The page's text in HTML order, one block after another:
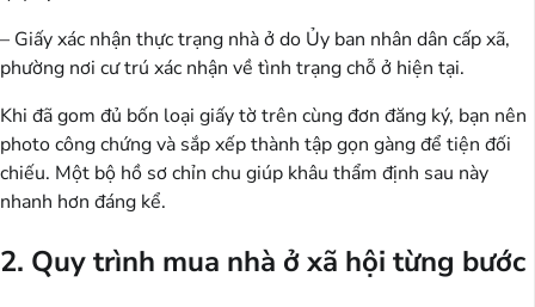
– Giấy xác nhận thực trạng nhà ở do Ủy ban nhân dân cấp xã,
phường nơi cư trú xác nhận về tình trạng chỗ ở hiện tại.
Khi đã gom đủ bốn loại giấy tờ trên cùng đơn đăng ký, bạn nên
photo công chứng và sắp xếp thành tập gọn gàng để tiện đối
chiếu. Một bộ hồ sơ chỉn chu giúp khâu thẩm định sau này
nhanh hơn đáng kể.
2. Quy trình mua nhà ở xã hội từng bước